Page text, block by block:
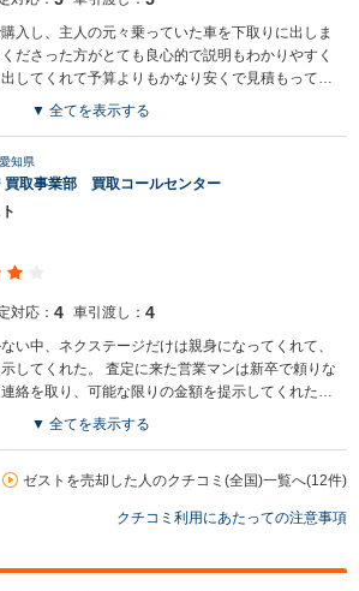
入し、主人の元々乗っていた車を下取りに出しま
ださった方がとても良心的で説明もわかりやすく
してくれて予算よりもかなり安くで見積もってく
引ができました。 後日私の乗っていたゼストスパ
。 株式会社ネクステージでございます。 この
用いただきまして誠にありがとうございまし
損害保険、整備・点検・車検まで、お客様の
▼ 全てを表示する
愛知県
買取事業部 買取コールセンター
対応： 4 車引渡し： 4
い中、ネクステージだけは親身になってくれて、
してくれた。 査定に来た営業マンは新卒で頼りな
絡を取り、可能な限りの金額を提示してくれた。
す。 株式会社ネクステージでございます。 この
▼ 全てを表示する
ゼストを売却した人のクチコミ(全国)一覧へ(12件)
クチコミ利用にあたっての注意事項